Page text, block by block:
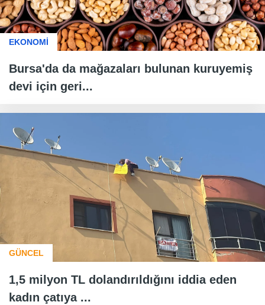
EKONOMİ
Bursa'da da mağazaları bulunan kuruyemiş
devi için geri...
GÜNCEL
1,5 milyon TL dolandırıldığını iddia eden
kadın çatıya ...